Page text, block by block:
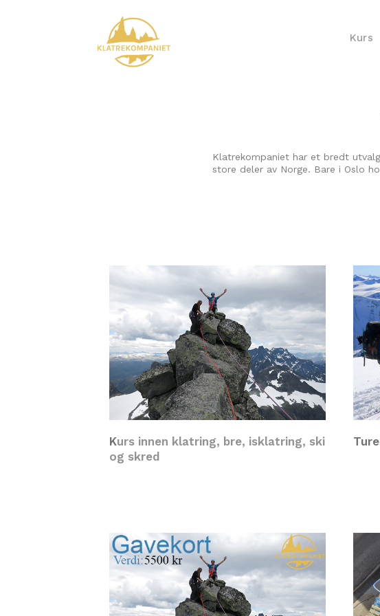
Kurs
Klatrekompaniet har et bredt
store deler av Norge. Bare i Oslo
Kurs innen klatring, bre, isklatring, ski
og skred